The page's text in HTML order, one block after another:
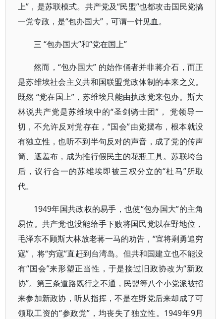
上”，是苏联模式。共产党及“民盟”也都攻击国民党搞
一党专政，是“包办国大”，可谓一针见血。
三 “包办国大”和“党在国上”
然而，“包办国大” 的始作俑者并非蒋介石，而正
是苏维埃社会主义共和国联盟党政体制的本来之义。
既然 “党在国上”，苏维埃只能由执政党来包办。斯大
林说共产党是苏维埃中的“圣剑骑士团”， 党领导一
切，不允许反对党存在，“国会”由党摆布，根本就没
有独立性，也听不到半句反对的声音，成了党的传声
筒、遮羞布，成为推行假民主的花瓶工具。苏联垮台
后，议行合一的苏维埃即被三权分立的“杜马”所取
代。
1949年国共政权的易手，也使“包办国大”的主角
易位。共产党也没能给手下败将国民党以在野地位，
毛泽东不顾斯大林放老蒋一马的劝告，“宜将剩勇追穷
寇”，将“穷寇”直赶到台湾岛。但共和国建立也不能没
有“国会”来形塑正当性，于是接过旧政协改为“新政
协”。第三条道路既行之不通，民盟等八个小党派被招
来参加新政协，听从指挥，不是在野党后来却成了可
领取工资的“参政党”，均丧失了独立性。1949年9月